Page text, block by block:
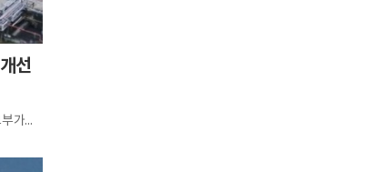
선
효성화학의 베트남 법인인 효성비나케미칼(Hyosung Vina Chemicals·HSVC)이 설비 안정화와 고부가가치 제품 전환, 재무 구조조정이라는 4대 전략적 기둥을 바탕으로 수년간의 누적 적자를 털어내고 2026년 상반기 전...